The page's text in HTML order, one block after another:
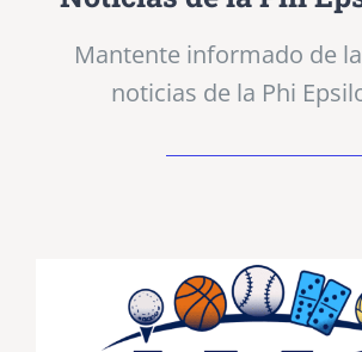
Mantente informado de
noticias de la Phi